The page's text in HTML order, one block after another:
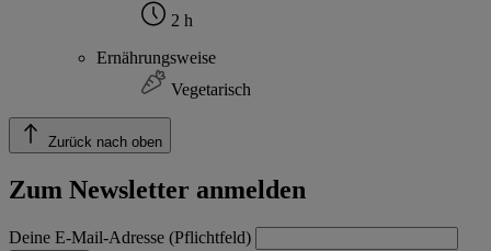
2 h
Ernährungsweise
Vegetarisch
Zurück nach oben
Zum Newsletter anmelden
Deine E-Mail-Adresse (Pflichtfeld)